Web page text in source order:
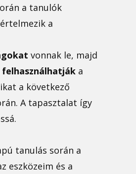
a tanulók
a
vonnak le, majd
felhasználhatják a
a következő
A tapasztalat így
tanulás során a
eszközeim és a